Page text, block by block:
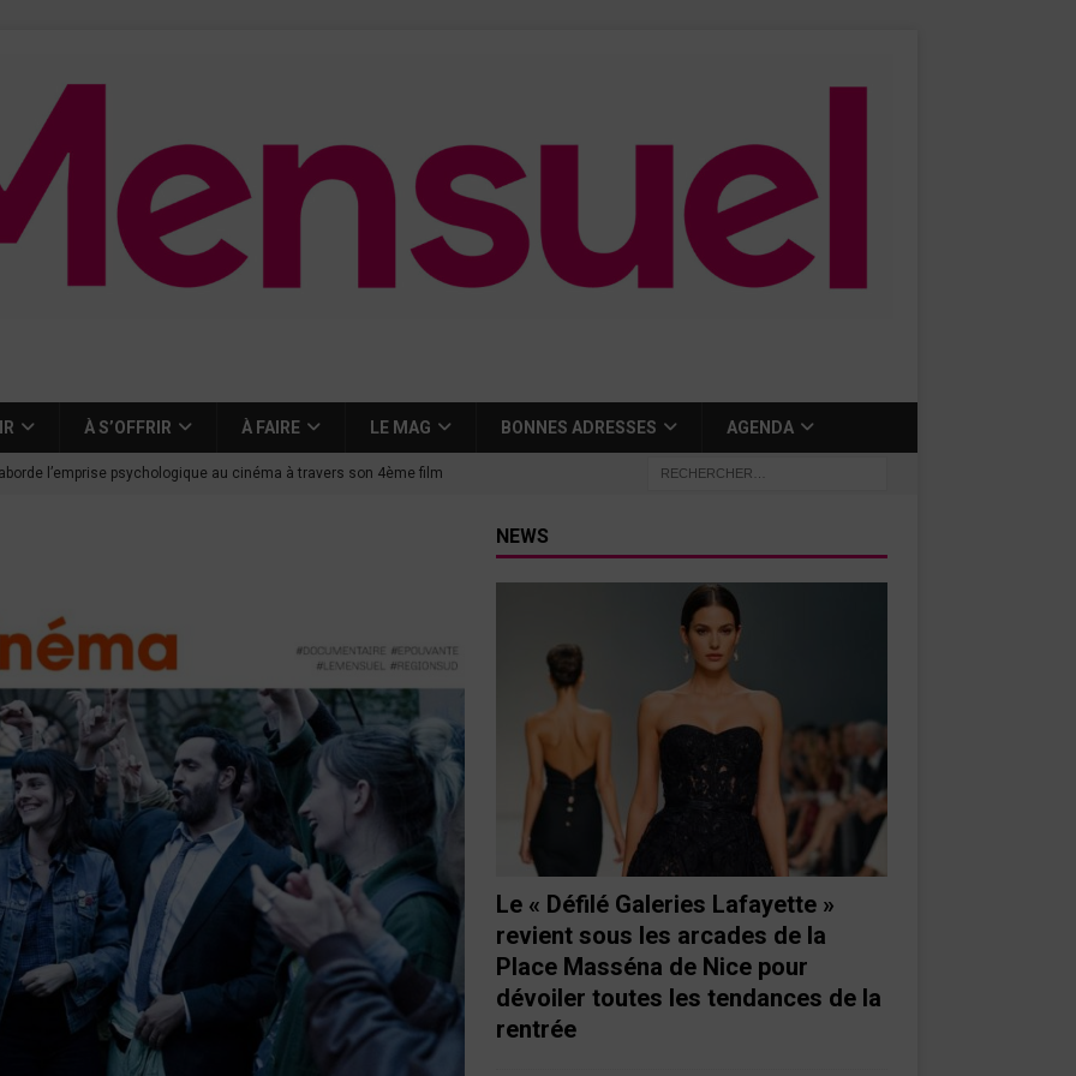
À S’OFFRIR À FAIRE LE MAG BONNES ADRESSES AGENDA
l’emprise psychologique au cinéma à travers son 4ème film
va ouvrir ses portes à Mandelieu
qu’aux autres CINÉMA
italiennes BONNES TABLES
» revient sous les arcades de la Place Masséna de Nice
la rentrée EVENTS
NEWS
Le « Défilé Galeries Lafayette »
revient sous les arcades de la
Place Masséna de Nice pour
dévoiler toutes les tendances de la
rentrée